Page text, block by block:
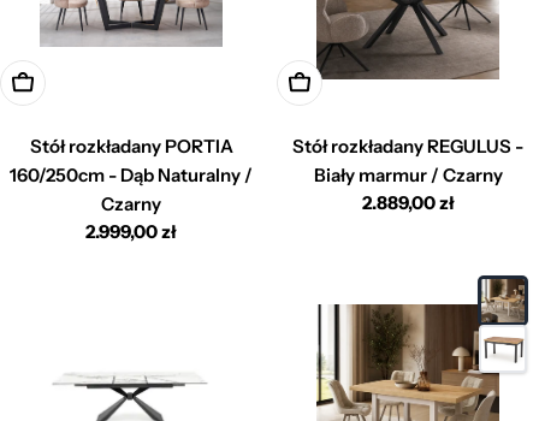
Dodaj do koszyka
Stół rozkładany PORTIA
160/250cm - Dąb Naturalny /
Czarny
Cena
2.999,00 zł
Dodaj do koszyka
Stół rozkładany REGULUS -
Biały marmur / Czarny
Cena
2.889,00 zł